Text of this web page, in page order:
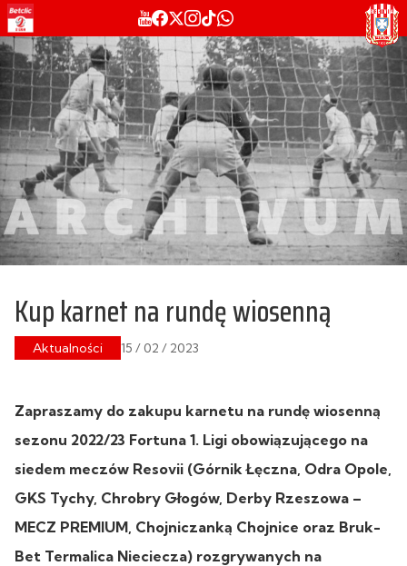
Kup karnet na rundę wiosenną
Aktualności 15 / 02 / 2023
Zapraszamy do zakupu karnetu na rundę wiosenną
sezonu 2022/23 Fortuna 1. Ligi obowiązującego na
siedem meczów Resovii (Górnik Łęczna, Odra Opole,
GKS Tychy, Chrobry Głogów, Derby Rzeszowa –
MECZ PREMIUM, Chojniczanką Chojnice oraz Bruk-
Bet Termalica Nieciecza) rozgrywanych na